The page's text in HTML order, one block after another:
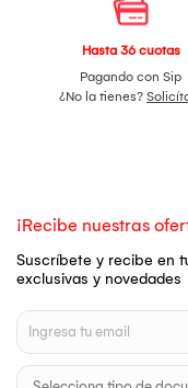
Hasta 36 cuotas
Pagando con Sip
¿No la tienes?
¡Recibe nuestras
Suscríbete y recibe en
exclusivas y novedades